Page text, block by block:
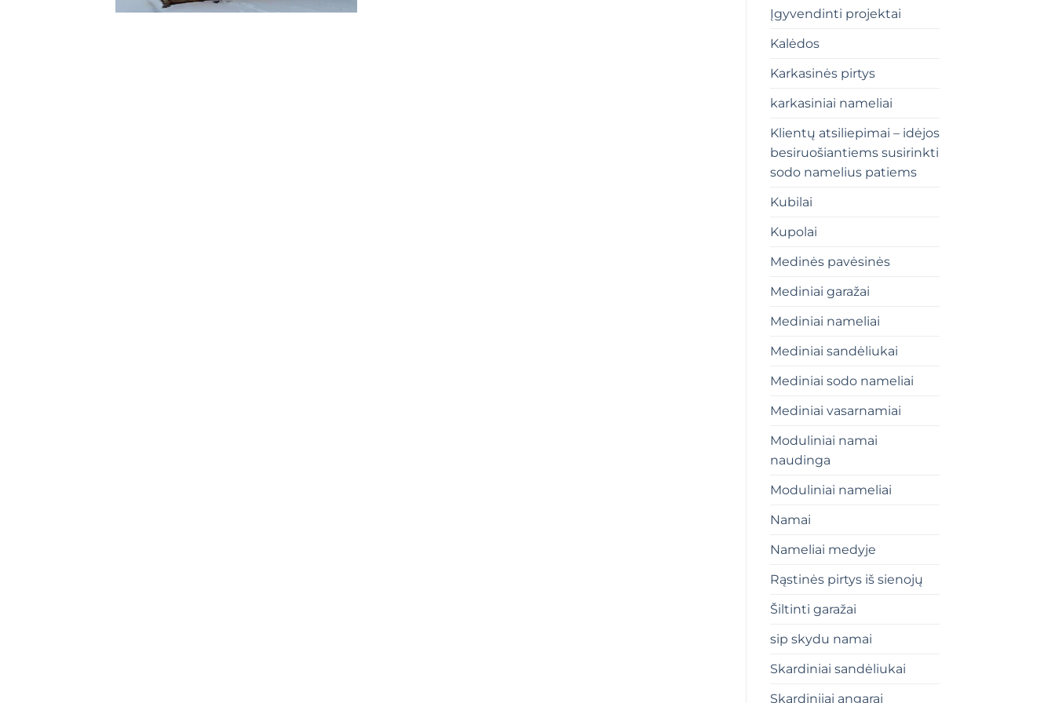
Įgyvendinti projektai
Kalėdos
Karkasinės pirtys
karkasiniai nameliai
Klientų atsiliepimai – idėjos
besiruošiantiems susirinkti
sodo namelius patiems
Kubilai
Kupolai
Medinės pavėsinės
Mediniai garažai
Mediniai nameliai
Mediniai sandėliukai
Mediniai sodo nameliai
Mediniai vasarnamiai
Moduliniai namai
naudinga
Moduliniai nameliai
Namai
Nameliai medyje
Rąstinės pirtys iš sienojų
Šiltinti garažai
sip skydu namai
Skardiniai sandėliukai
Skardiniiai angarai